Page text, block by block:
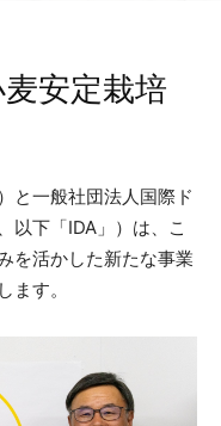
安定栽培
と一般社団法人国際ド
以下「IDA」）は、こ
を活かした新たな事業
ます。